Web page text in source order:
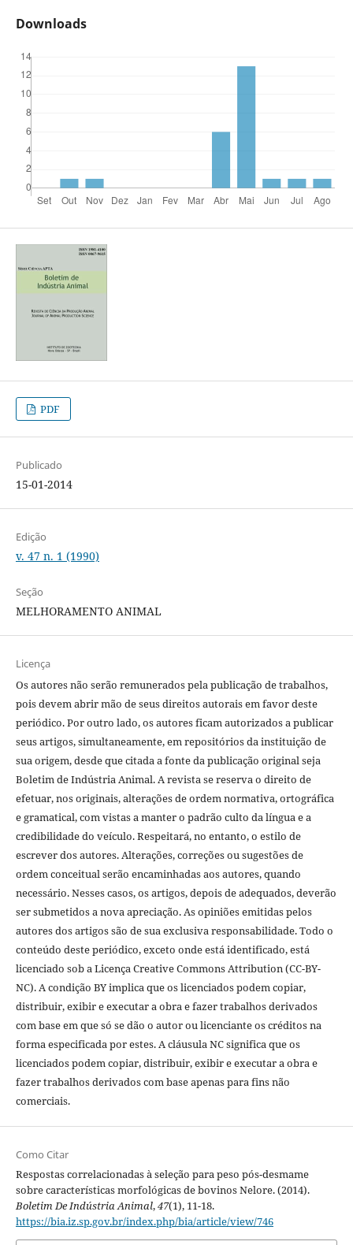
Downloads
PDF
Publicado
15-01-2014
Edição
v. 47 n. 1 (1990)
Seção
MELHORAMENTO ANIMAL
Licença
Os autores não serão remunerados pela publicação de trabalhos,
pois devem abrir mão de seus direitos autorais em favor deste
periódico. Por outro lado, os autores ficam autorizados a publicar
seus artigos, simultaneamente, em repositórios da instituição de
sua origem, desde que citada a fonte da publicação original seja
Boletim de Indústria Animal. A revista se reserva o direito de
efetuar, nos originais, alterações de ordem normativa, ortográfica
e gramatical, com vistas a manter o padrão culto da língua e a
credibilidade do veículo. Respeitará, no entanto, o estilo de
escrever dos autores. Alterações, correções ou sugestões de
ordem conceitual serão encaminhadas aos autores, quando
necessário. Nesses casos, os artigos, depois de adequados, deverão
ser submetidos a nova apreciação. As opiniões emitidas pelos
autores dos artigos são de sua exclusiva responsabilidade. Todo o
conteúdo deste periódico, exceto onde está identificado, está
licenciado sob a Licença Creative Commons Attribution (CC-BY-
NC). A condição BY implica que os licenciados podem copiar,
distribuir, exibir e executar a obra e fazer trabalhos derivados
com base em que só se dão o autor ou licenciante os créditos na
forma especificada por estes. A cláusula NC significa que os
licenciados podem copiar, distribuir, exibir e executar a obra e
fazer trabalhos derivados com base apenas para fins não
comerciais.
Como Citar
Respostas correlacionadas à seleção para peso pós-desmame
sobre características morfológicas de bovinos Nelore. (2014).
Boletim De Indústria Animal,47(1), 11-18.
https://bia.iz.sp.gov.br/index.php/bia/article/view/746